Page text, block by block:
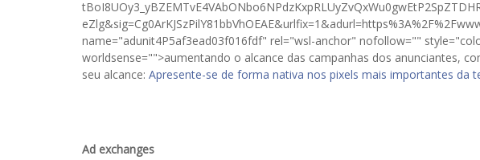
name="adunit4P5af3ead03f016fdf" rel="wsl-anchor" nofollow=""
worldsense="">aumentando o alcance das campanhas dos anunciantes,
seu alcance: Apresente-se de forma nativa nos pixels mais importantes da
Ad exchanges